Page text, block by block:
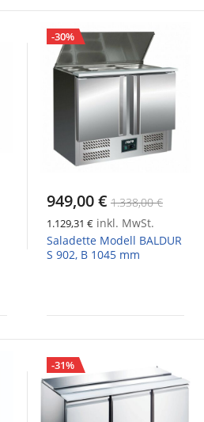
-30%
949,00 € 1.338,00 €
1.129,31 € inkl. MwSt.
Saladette Modell BALDUR
S 902, B 1045 mm
-31%